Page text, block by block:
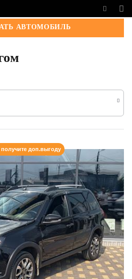
АВТОМОБИЛЬ
получите доп.выгоду